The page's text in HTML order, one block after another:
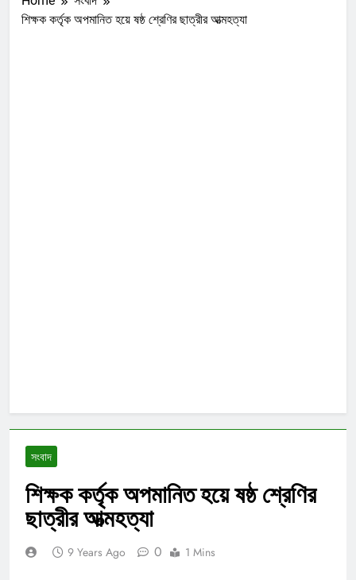
শিক্ষক কর্তৃক অপমানিত হয়ে ষষ্ঠ শ্রেণির ছাত্রীর আত্মহত্যা
সংবাদ
শিক্ষক কর্তৃক অপমানিত হয়ে ষষ্ঠ শ্রেণির
ছাত্রীর আত্মহত্যা
9 Years Ago 0 1 Mins